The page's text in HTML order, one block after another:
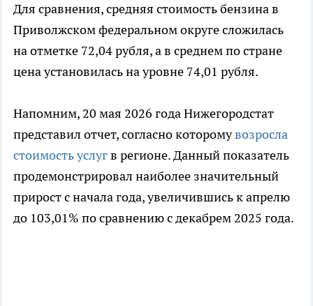
Для сравнения, средняя стоимость бензина в
Приволжском федеральном округе сложилась
на отметке 72,04 рубля, а в среднем по стране
цена установилась на уровне 74,01 рубля.
Напомним, 20 мая 2026 года Нижегородстат
представил отчет, согласно которомувозросла
стоимость услугв регионе. Данный показатель
продемонстрировал наиболее значительный
прирост с начала года, увеличившись к апрелю
до 103,01% по сравнению с декабрем 2025 года.